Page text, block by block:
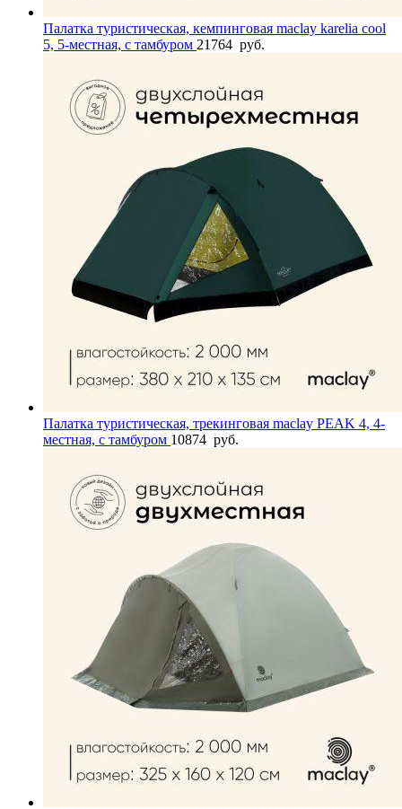
Палатка туристическая, кемпинговая maclay karelia cool
5, 5-местная, с тамбуром 21764 руб.
Палатка туристическая, трекинговая maclay PEAK 4, 4-
местная, с тамбуром 10874 руб.